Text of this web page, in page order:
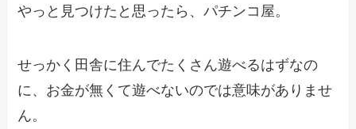
やっと見つけたと思ったら、パチンコ屋。
せっかく田舎に住んでたくさん遊べるはずなの
に、お金が無くて遊べないのでは意味がありませ
ん。